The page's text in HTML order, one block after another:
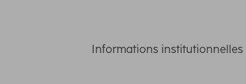
Informations institutionnelles